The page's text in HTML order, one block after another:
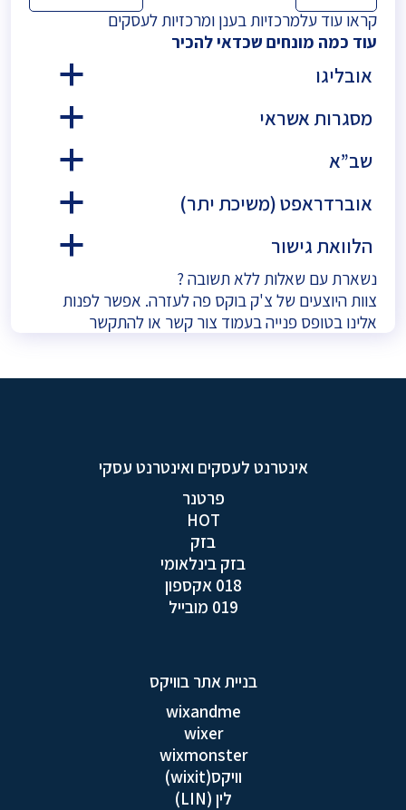
קראו עוד עלמרכזיות בענן ומרכזיות לעסקים
עוד כמה מונחים שכדאי להכיר
a
אובליגו
a
מסגרות אשראי
a
שב”א
a
אוברדראפט (משיכת יתר)
a
הלוואת גישור
נשארת עם שאלות ללא תשובה ?
צוות היוצעים של צ'ק בוקס פה לעזרה. אפשר לפנות
אלינו בטופס פנייה בעמוד צור קשר או להתקשר
אינטרנט לעסקים ואינטרנט עסקי
פרטנר
HOT
בזק
בזק בינלאומי
018 אקספון
019 מובייל
בניית אתר בוויקס
wixandme
wixer
wixmonster
וויקס(wixit)
לין (LIN)